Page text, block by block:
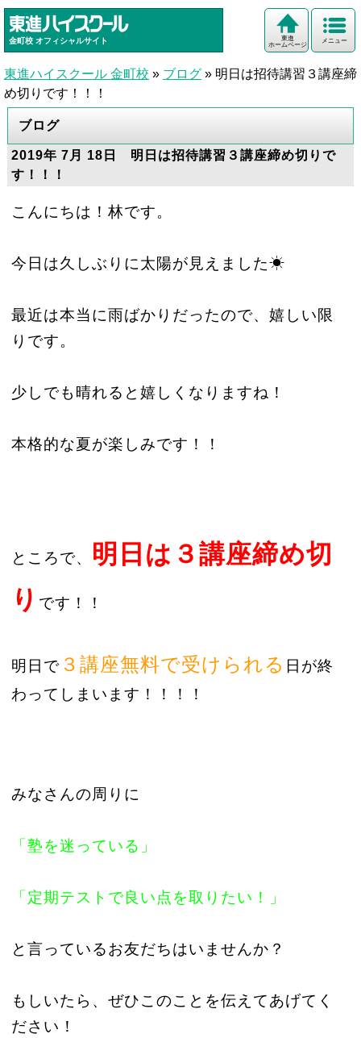
金町校 オフィシャルサイト メニュー
東進
ホームページ
東進ハイスクール 金町校 » ブログ » 明日は招待講習３講座締
め切りです！！！
ブログ
2019年 7月 18日 明日は招待講習３講座締め切りで
す！！！
こんにちは！林です。
今日は久しぶりに太陽が見えました☀
最近は本当に雨ばかりだったので、嬉しい限
りです。
少しでも晴れると嬉しくなりますね！
本格的な夏が楽しみです！！
ところで、 明日 は３講座締め切
り です！！
明日で ３講座無料で受けられる 日が終
わってしまいます！！！！
みなさんの周りに
「塾を迷っている」
「定期テストで良い点を取りたい！」
と言っているお友だちはいませんか？
もしいたら、ぜひこのことを伝えてあげてく
ださい！